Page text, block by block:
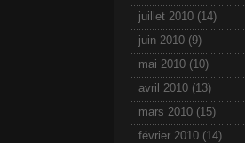
juillet 2010 (14)
juin 2010 (9)
mai 2010 (10)
avril 2010 (13)
mars 2010 (15)
février 2010 (14)